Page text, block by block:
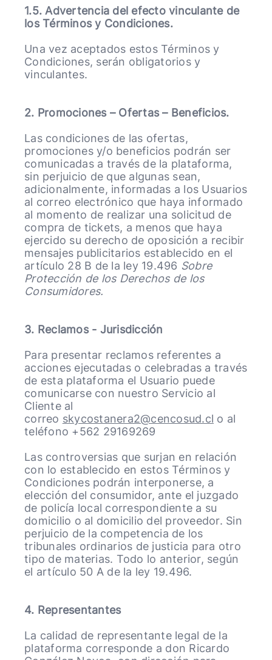
1.5. Advertencia del efecto vinculante de
los Términos y Condiciones.
Una vez aceptados estos Términos y
Condiciones, serán obligatorios y
vinculantes.
2. Promociones – Ofertas – Beneficios.
Las condiciones de las ofertas,
promociones y/o beneficios podrán ser
comunicadas a través de la plataforma,
sin perjuicio de que algunas sean,
adicionalmente, informadas a los Usuarios
al correo electrónico que haya informado
al momento de realizar una solicitud de
compra de tickets, a menos que haya
ejercido su derecho de oposición a recibir
mensajes publicitarios establecido en el
artículo 28 B de la ley 19.496 Sobre
Protección de los Derechos de los
Consumidores.
3. Reclamos - Jurisdicción
Para presentar reclamos referentes a
acciones ejecutadas o celebradas a través
de esta plataforma el Usuario puede
comunicarse con nuestro Servicio al
Cliente al
correo skycostanera2@cencosud.cl o al
teléfono +562 29169269
Las controversias que surjan en relación
con lo establecido en estos Términos y
Condiciones podrán interponerse, a
elección del consumidor, ante el juzgado
de policía local correspondiente a su
domicilio o al domicilio del proveedor. Sin
perjuicio de la competencia de los
tribunales ordinarios de justicia para otro
tipo de materias. Todo lo anterior, según
el artículo 50 A de la ley 19.496.
4. Representantes
La calidad de representante legal de la
plataforma corresponde a don Ricardo